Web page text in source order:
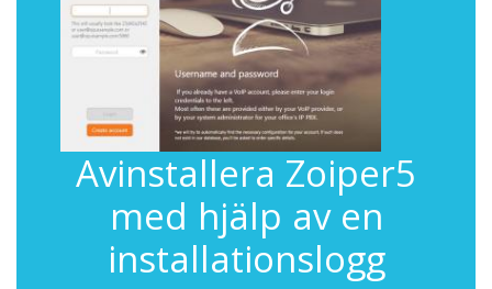
Avinstallera Zoiper5
med hjälp av en
installationslogg